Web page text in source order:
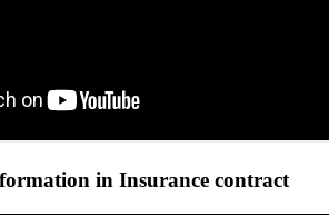
in Insurance contract